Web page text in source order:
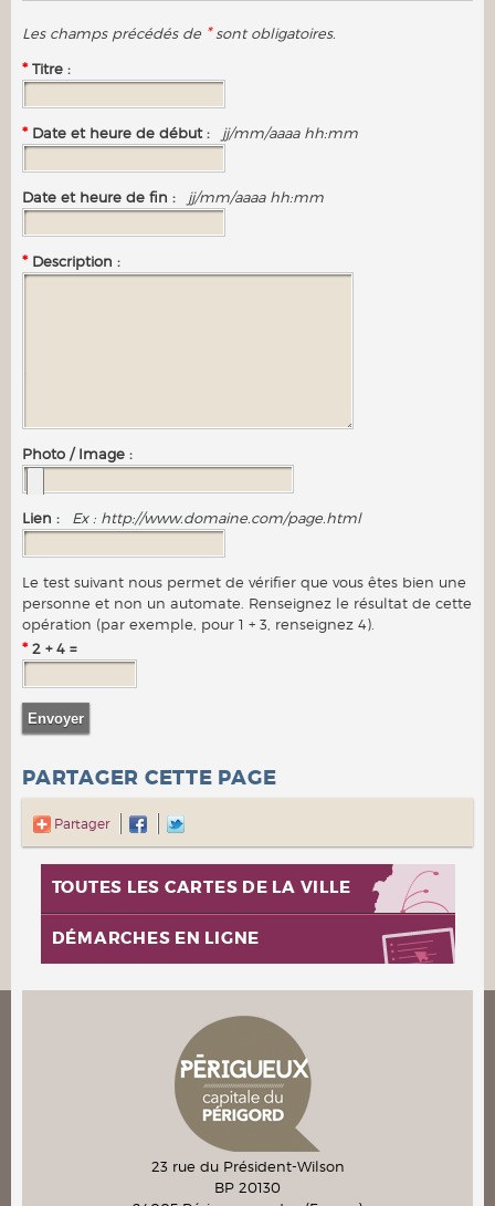
Les champs précédés de *sont obligatoires.
* Titre :
* Date et heure de début : jj/mm/aaaa hh:mm
Date et heure de fin : jj/mm/aaaa hh:mm
* Description :
Photo / Image :
Lien : Ex : http://www.domaine.com/page.html
Le test suivant nous permet de vérifier que vous êtes bien une
personne et non un automate. Renseignez le résultat de cette
opération (par exemple, pour 1 + 3, renseignez 4).
* 2 + 4 =
PARTAGER CETTE PAGE
Partager
TOUTES LES CARTES DE LA VILLE
DÉMARCHES EN LIGNE
23 rue du Président-Wilson
BP 20130